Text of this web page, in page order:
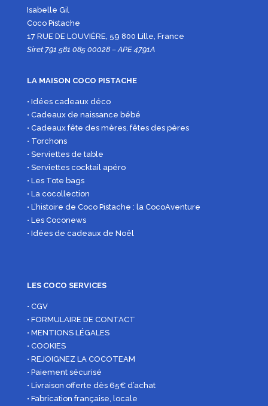
Isabelle Gil
Coco Pistache
17 RUE DE LOUVIÈRE, 59 800 Lille, France
Siret 791 581 085 00028 – APE 4791A
LA MAISON COCO PISTACHE
• Idées cadeaux déco
• Cadeaux de naissance bébé
• Cadeaux fête des mères, fêtes des pères
• Torchons
• Serviettes de table
• Serviettes cocktail apéro
• Les Tote bags
• La cocollection
• L’histoire de Coco Pistache : la CocoAventure
• Les Coconews
• Idées de cadeaux de Noël
LES COCO SERVICES
• CGV
• FORMULAIRE DE CONTACT
• MENTIONS LÉGALES
• COOKIES
• REJOIGNEZ LA COCOTEAM
• Paiement sécurisé
• Livraison offerte dès 65€ d’achat
• Fabrication française, locale